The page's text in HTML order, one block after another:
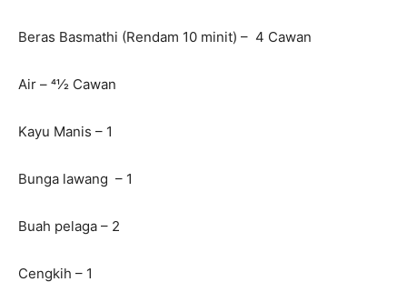
Beras Basmathi (Rendam 10 minit) – 4 Cawan
Air – 41⁄2 Cawan
Kayu Manis – 1
Bunga lawang – 1
Buah pelaga – 2
Cengkih – 1